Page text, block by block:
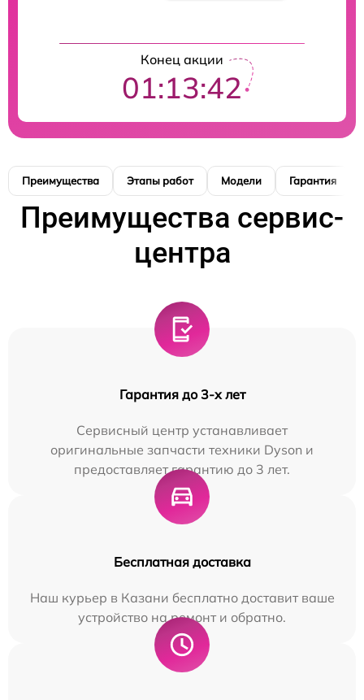
Конец акции
01:13:42
Преимущества Этапы работ Модели Гарантия
Преимущества сервис-
центра
Гарантия до 3-х лет
Сервисный центр устанавливает
оригинальные запчасти техники Dyson и
предоставляет гарантию до 3 лет.
Бесплатная доставка
Наш курьер в Казани бесплатно доставит ваше
устройство на ремонт и обратно.